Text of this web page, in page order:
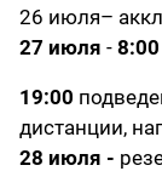
26 июля–
27 июля - 8:00
19:00
дистанции,
28 июля -